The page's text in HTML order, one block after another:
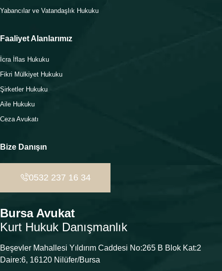
Yabancılar ve Vatandaşlık Hukuku
Faaliyet Alanlarımız
İcra İflas Hukuku
Fikri Mülkiyet Hukuku
Şirketler Hukuku
Aile Hukuku
Ceza Avukatı
Bize Danışın
0532 237 16 34
Bursa Avukat
Kurt Hukuk Danışmanlık
Beşevler Mahallesi Yıldırım Caddesi No:265 B Blok Kat:2
Daire:6, 16120 Nilüfer/Bursa